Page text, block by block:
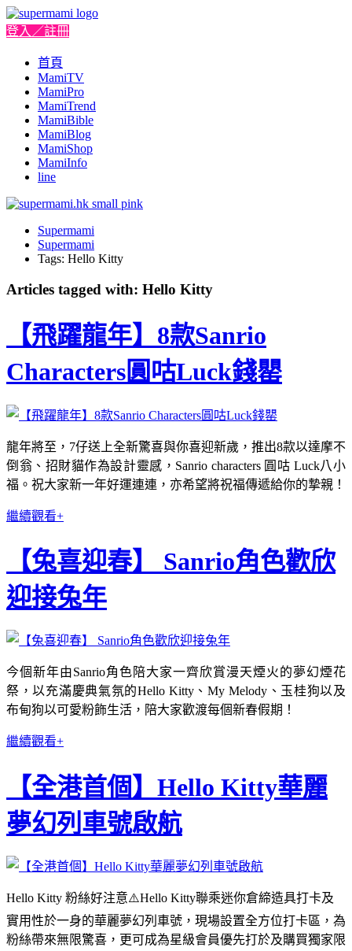
登入／註冊
首頁
MamiTV
MamiPro
MamiTrend
MamiBible
MamiBlog
MamiShop
MamiInfo
line
Supermami
Supermami
Tags: Hello Kitty
Articles tagged with: Hello Kitty
【飛躍龍年】8款Sanrio
Characters圓咕Luck錢罌
龍年將至，7仔送上全新驚喜與你喜迎新歲，推出8款以達摩不
倒翁、招財貓作為設計靈感，Sanrio characters 圓咕 Luck八小
福。祝大家新一年好運連連，亦希望將祝福傳遞給你的摯親！
繼續觀看+
【兔喜迎春】 Sanrio角色歡欣
迎接兔年
今個新年由Sanrio角色陪大家一齊欣賞漫天煙火的夢幻煙花
祭，以充滿慶典氣氛的Hello Kitty、My Melody、玉桂狗以及
布甸狗以可愛粉飾生活，陪大家歡渡每個新春假期！
繼續觀看+
【全港首個】Hello Kitty華麗
夢幻列車號啟航
Hello Kitty 粉絲好注意⚠️Hello Kitty聯乘迷你倉締造具打卡及
實用性於一身的華麗夢幻列車號，現場設置全方位打卡區，為
粉絲帶來無限驚喜，更可成為星級會員優先打於及購買獨家限